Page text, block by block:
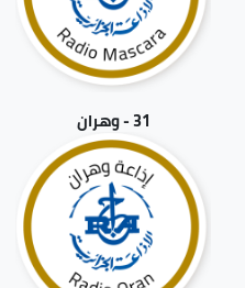
31 - وهران